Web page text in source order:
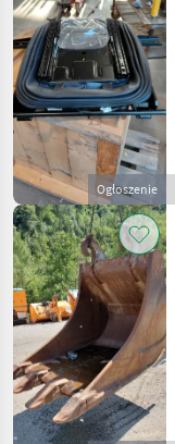
Ogłoszenie